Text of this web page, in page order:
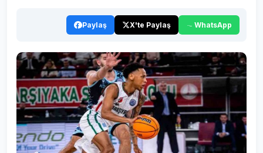
Paylaş X'te Paylaş WhatsApp